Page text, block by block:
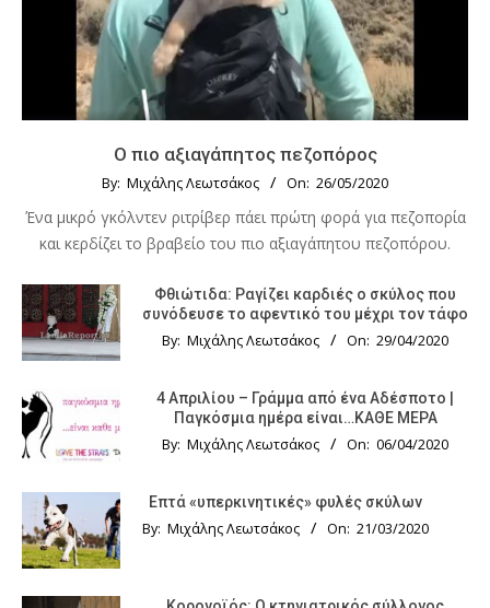
Ο πιο αξιαγάπητος πεζοπόρος
By: Μιχάλης Λεωτσάκος On: 26/05/2020
Ένα μικρό γκόλντεν ριτρίβερ πάει πρώτη φορά για πεζοπορία
και κερδίζει το βραβείο του πιο αξιαγάπητου πεζοπόρου.
Φθιώτιδα: Ραγίζει καρδιές ο σκύλος που
συνόδευσε το αφεντικό του μέχρι τον τάφο
By: Μιχάλης Λεωτσάκος On: 29/04/2020
4 Απριλίου – Γράμμα από ένα Αδέσποτο |
Παγκόσμια ημέρα είναι…ΚΑΘΕ ΜΕΡΑ
By: Μιχάλης Λεωτσάκος On: 06/04/2020
Επτά «υπερκινητικές» φυλές σκύλων
By: Μιχάλης Λεωτσάκος On: 21/03/2020